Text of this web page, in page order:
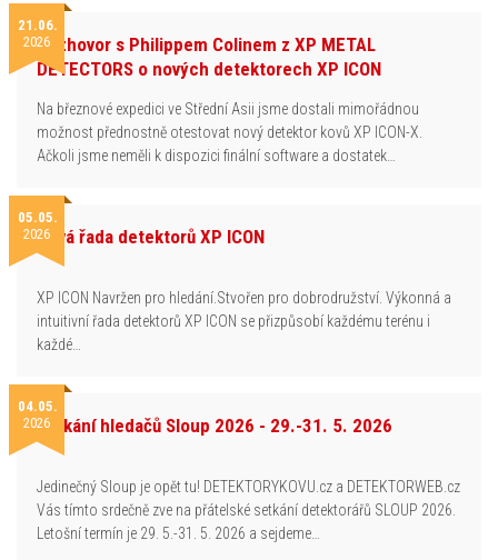
21.06.
2026Rozhovor s Philippem Colinem z XP METAL
DETECTORS o nových detektorech XP ICON
Na březnové expedici ve Střední Asii jsme dostali mimořádnou
možnost přednostně otestovat nový detektor kovů XP ICON-X.
Ačkoli jsme neměli k dispozici finální software a dostatek…
05.05.
2026Nová řada detektorů XP ICON
XP ICON Navržen pro hledání.Stvořen pro dobrodružství. Výkonná a
intuitivní řada detektorů XP ICON se přizpůsobí každému terénu i
každé…
04.05.
2026Setkání hledačů Sloup 2026 - 29.-31. 5. 2026
Jedinečný Sloup je opět tu! DETEKTORYKOVU.cz a DETEKTORWEB.cz
Vás tímto srdečně zve na přátelské setkání detektorářů SLOUP 2026.
Letošní termín je 29. 5.-31. 5. 2026 a sejdeme…